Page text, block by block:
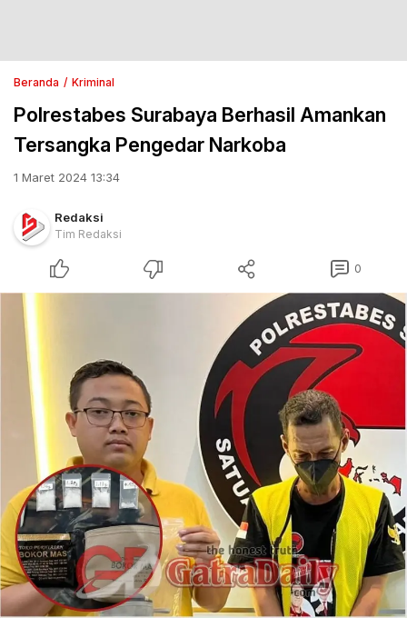
Beranda Kriminal
Polrestabes Surabaya Berhasil Amankan
Tersangka Pengedar Narkoba
1 Maret 2024 13:34
Redaksi
Tim Redaksi
0